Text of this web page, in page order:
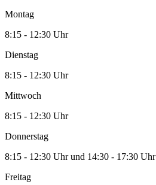
Montag
8:15 - 12:30 Uhr
Dienstag
8:15 - 12:30 Uhr
Mittwoch
8:15 - 12:30 Uhr
Donnerstag
8:15 - 12:30 Uhr und 14:30 - 17:30 Uhr
Freitag